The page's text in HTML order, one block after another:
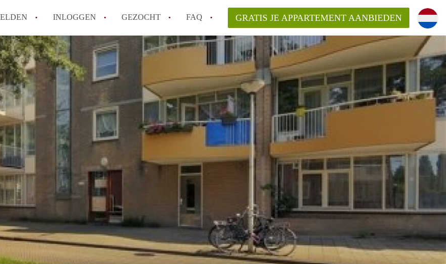
INLOGGEN GEZOCHT FAQ
Wat is de Wet Betaalbare Huur en wat betekent die voor mij als huurder in
Amsterdam?
Wat zijn de voordelen van het huren van een appartement in Amsterdam?
Hoe vind je een goedkoop appartement in Amsterdam?
Wat zijn de verplichtingen van een verhuurder van een huur appartement?
Kan je beter een appartement huren of kopen in Amsterdam?
GRATIS JE APPARTEMENT AANBIEDEN